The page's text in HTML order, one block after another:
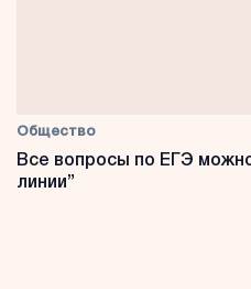
Общество
Все вопросы по ЕГЭ
линии”